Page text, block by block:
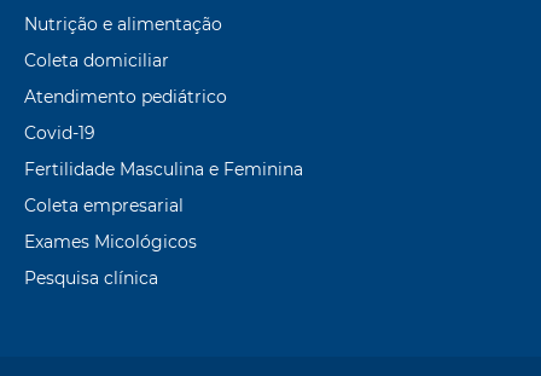
Nutrição e alimentação
Coleta domiciliar
Atendimento pediátrico
Covid-19
Fertilidade Masculina e Feminina
Coleta empresarial
Exames Micológicos
Pesquisa clínica